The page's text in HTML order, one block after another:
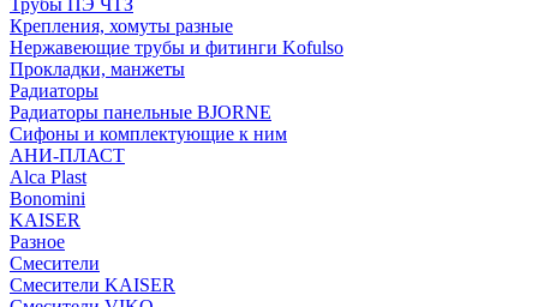
Крепления, хомуты разные
Нержавеющие трубы и фитинги Kofulso
Прокладки, манжеты
Радиаторы
Радиаторы панельные BJORNE
Сифоны и комплектующие к ним
АНИ-ПЛАСТ
Alca Plast
Bonomini
KAISER
Разное
Смесители
Смесители KAISER